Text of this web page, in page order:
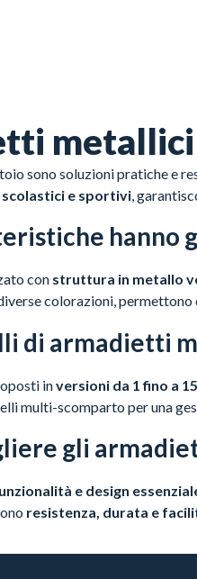
metallici
sono soluzioni pratiche e
e sportivi ,
hanno
con struttura in metallo
colorazioni,
di armadietti
inversioni da 1 fino a
multi-scomparto per una
gli
e design
resistenza, durata e